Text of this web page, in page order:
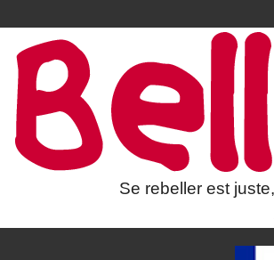
Se rebeller est